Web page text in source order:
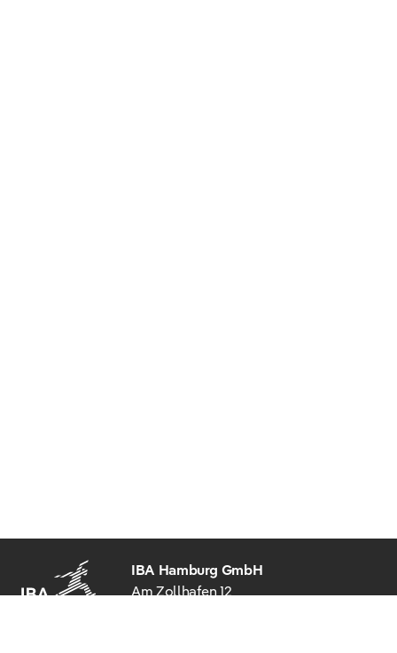
IBA Hamburg GmbH
Am Zollhafen 12